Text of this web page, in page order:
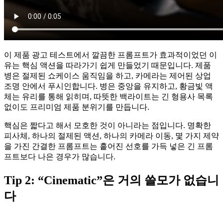
이 제품 광고 테스트에서 깔끔한 프롬프트가 효과적이었던 이
유는 핵심 액션을 따라가기 쉽게 만들었기 때문입니다. 제품
병은 절제된 쇼케이스 움직임을 하고, 카메라는 제어된 상업
조명 안에서 푸시인합니다. 병은 중앙을 유지하고, 황금빛 액
체는 유리를 통해 읽히며, 따뜻한 백라이트는 긴 형용사 목록
없이도 프리미엄 제품 분위기를 만듭니다.
핵심은 짧다고 해서 모호한 것이 아니라는 점입니다. 명확한
피사체, 하나의 절제된 액션, 하나의 카메라 이동, 몇 가지 제약
을 가진 간결한 프롬프트는 흩어진 선호를 가득 넣은 긴 프롬
프트보다 나은 경우가 많습니다.
Tip 2: “Cinematic”은 거의 쓸모가 없습니
다